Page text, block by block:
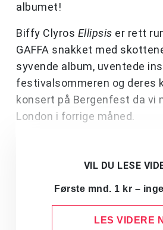
albumet!
Biffy Clyros Ellipsis er rett
GAFFA snakket med
syvende album, uventede
festivalsommeren og deres
konsert på Bergenfest da vi
London i forrige måned.
VIL DU LESE
Første mnd. 1 kr –
LES VIDERE